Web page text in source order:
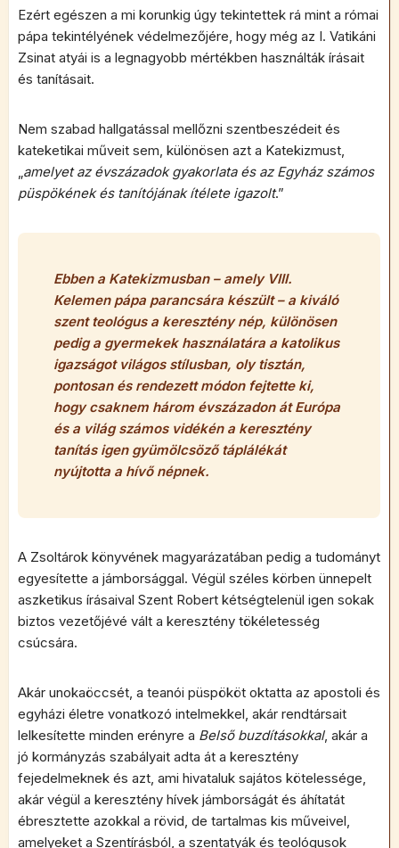
Ezért egészen a mi korunkig úgy tekintettek rá mint a római
pápa tekintélyének védelmezőjére, hogy még az I. Vatikáni
Zsinat atyái is a legnagyobb mértékben használták írásait
és tanításait.
Nem szabad hallgatással mellőzni szentbeszédeit és
kateketikai műveit sem, különösen azt a Katekizmust,
„amelyet az évszázadok gyakorlata és az Egyház számos
püspökének és tanítójának ítélete igazolt.”
Ebben a Katekizmusban – amely VIII.
Kelemen pápa parancsára készült – a kiváló
szent teológus a keresztény nép, különösen
pedig a gyermekek használatára a katolikus
igazságot világos stílusban, oly tisztán,
pontosan és rendezett módon fejtette ki,
hogy csaknem három évszázadon át Európa
és a világ számos vidékén a keresztény
tanítás igen gyümölcsöző táplálékát
nyújtotta a hívő népnek.
A Zsoltárok könyvének magyarázatában pedig a tudományt
egyesítette a jámborsággal. Végül széles körben ünnepelt
aszketikus írásaival Szent Robert kétségtelenül igen sokak
biztos vezetőjévé vált a keresztény tökéletesség
csúcsára.
Akár unokaöccsét, a teanói püspököt oktatta az apostoli és
egyházi életre vonatkozó intelmekkel, akár rendtársait
lelkesítette minden erényre a Belső buzdításokkal, akár a
jó kormányzás szabályait adta át a keresztény
fejedelmeknek és azt, ami hivataluk sajátos kötelessége,
akár végül a keresztény hívek jámborságát és áhítatát
ébresztette azokkal a rövid, de tartalmas kis műveivel,
amelyeket a Szentírásból, a szentatyák és teológusok